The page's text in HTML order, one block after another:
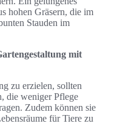
hohen Gräsern, die im
Stauden im
mit
zu erzielen, sollten
die weniger Pflege
Zudem können sie
für Tiere zu